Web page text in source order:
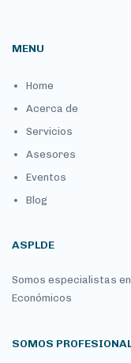
MENU
Home
Acerca de
Servicios
Asesores
Eventos
Blog
ASPLDE
Somos especialistas
Económicos
SOMOS